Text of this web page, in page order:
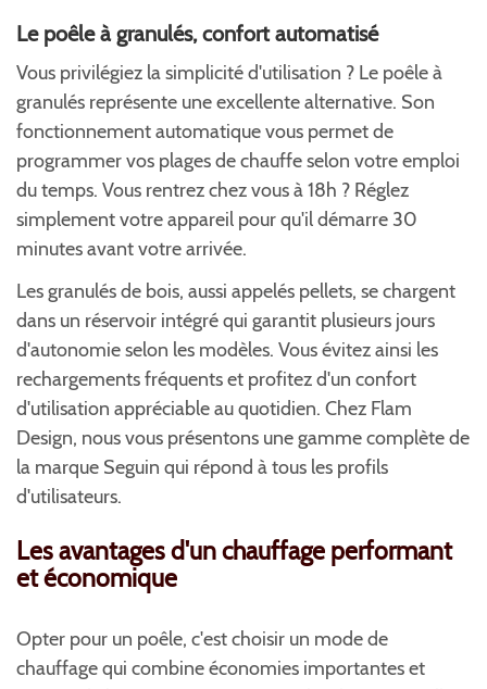
Le poêle à granulés, confort automatisé
Vous privilégiez la simplicité d'utilisation ? Le poêle à
granulés représente une excellente alternative. Son
fonctionnement automatique vous permet de
programmer vos plages de chauffe selon votre emploi
du temps. Vous rentrez chez vous à 18h ? Réglez
simplement votre appareil pour qu'il démarre 30
minutes avant votre arrivée.
Les granulés de bois, aussi appelés pellets, se chargent
dans un réservoir intégré qui garantit plusieurs jours
d'autonomie selon les modèles. Vous évitez ainsi les
rechargements fréquents et profitez d'un confort
d'utilisation appréciable au quotidien. Chez Flam
Design, nous vous présentons une gamme complète de
la marque Seguin qui répond à tous les profils
d'utilisateurs.
Les avantages d'un chauffage performant
et économique
Opter pour un poêle, c'est choisir un mode de
chauffage qui combine économies importantes et